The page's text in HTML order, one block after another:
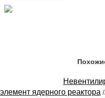
элемент ядерного реактора